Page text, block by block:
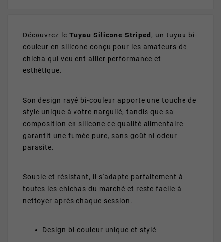
Découvrez le Tuyau Silicone Striped , un tuyau bi-
couleur en silicone conçu pour les amateurs de
chicha qui veulent allier performance et
esthétique.
Son design rayé bi-couleur apporte une touche de
style unique à votre narguilé, tandis que sa
composition en silicone de qualité alimentaire
garantit une fumée pure, sans goût ni odeur
parasite.
Souple et résistant, il s'adapte parfaitement à
toutes les chichas du marché et reste facile à
nettoyer après chaque session.
Design bi-couleur unique et stylé